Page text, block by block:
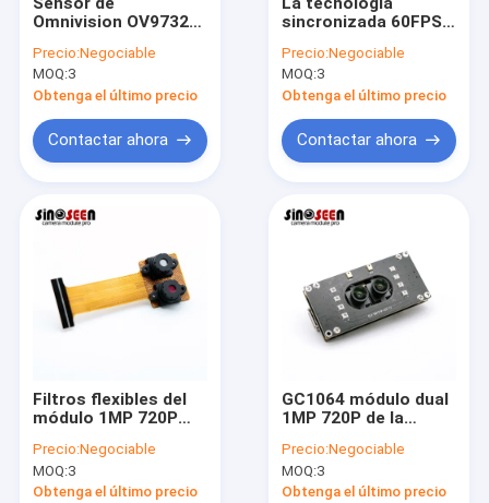
Omnivision OV9732
cámara CCD de 1MP
Dual Lens Stereo 3D
Precio:Negociable
MOQ:3
Obtenga el último precio
Contactar ahora
sincronizada 60FPS
módulo 2.5MP 3D de
la cámara de la lente
Precio:Negociable
MOQ:3
Obtenga el último precio
Contactar ahora
Filtros flexibles del
módulo 1MP 720P
MIPI CSI2 FPC Dual
Camera
Precio:Negociable
MOQ:3
Obtenga el último precio
GC1064 módulo dual
1MP 720P de la
del sensor 30FPS
para los robots
elegantes
Precio:Negociable
MOQ:3
Obtenga el último precio